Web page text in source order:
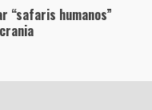
“safaris humanos”